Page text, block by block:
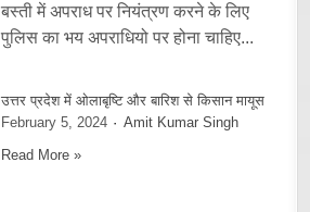
बस्ती में अपराध पर नियंत्रण करने के लिए
पुलिस का भय अपराधियो पर होना चाहिए...
उत्तर प्रदेश में ओलाबृष्टि और बारिश से किसान मायूस
February 5, 2024
Amit Kumar Singh
Read More »